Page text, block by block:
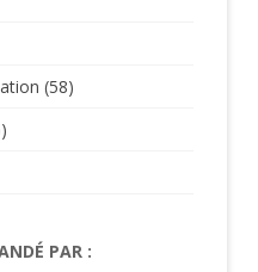
(58)
PAR :